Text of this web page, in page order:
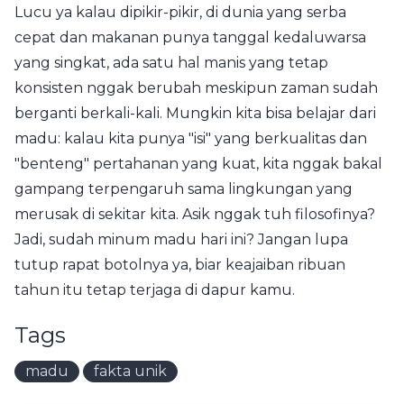
Lucu ya kalau dipikir-pikir, di dunia yang serba
cepat dan makanan punya tanggal kedaluwarsa
yang singkat, ada satu hal manis yang tetap
konsisten nggak berubah meskipun zaman sudah
berganti berkali-kali. Mungkin kita bisa belajar dari
madu: kalau kita punya "isi" yang berkualitas dan
"benteng" pertahanan yang kuat, kita nggak bakal
gampang terpengaruh sama lingkungan yang
merusak di sekitar kita. Asik nggak tuh filosofinya?
Jadi, sudah minum madu hari ini? Jangan lupa
tutup rapat botolnya ya, biar keajaiban ribuan
tahun itu tetap terjaga di dapur kamu.
Tags
madu fakta unik